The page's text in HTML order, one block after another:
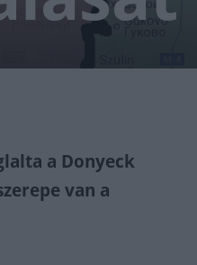
a Donyeck
van a